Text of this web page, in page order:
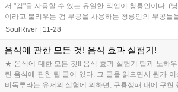
서 "검"을 사용할 수 있는 유일한 직업이 청룡인이다. (
이라고 불리우는 검 무공을 사용하는 청룡인의 무공들
태 / 종류 / 재시전...
SoulRiver 11-28
음식에 관한 모든 것! 음식 효과 실험기!
★ 음식에 대한 모든 것!! 음식 효과 실험기 팁과 노하
린 음식에 관한 팁 글이 있다. 그 글을 읽으면서 뭔가
비독루라는 유저의 실험에 의하면, 구룡쟁패 내에 구현